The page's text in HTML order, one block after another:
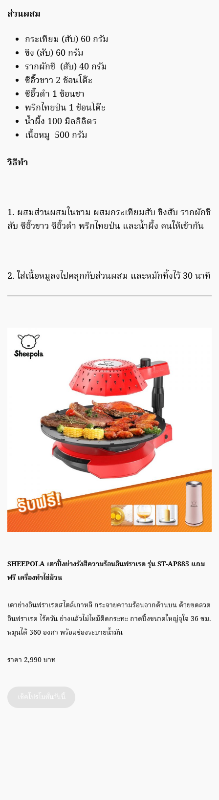
ส่วนผสม
กระเทียม (สับ) 60 กรัม
ขิง (สับ) 60 กรัม
รากผักชี (สับ) 40 กรัม
ซีอิ๊วขาว 2 ช้อนโต๊ะ
ซีอิ๊วดำ 1 ช้อนชา
พริกไทยป่น 1 ช้อนโต๊ะ
น้ำผึ้ง 100 มิลลิลิตร
เนื้อหมู 500 กรัม
วิธีทำ
1. ผสมส่วนผสมในชาม ผสมกระเทียมสับ ขิงสับ รากผักชี
สับ ซีอิ๊วขาว ซีอิ๊วดำ พริกไทยป่น และน้ำผึ้ง คนให้เข้ากัน
2. ใส่เนื้อหมูลงไปคลุกกับส่วนผสม และหมักทิ้งไว้ 30 นาที
SHEEPOLA เตาปิ้งย่างรังสีความร้อนอินฟราเรด รุ่น ST-AP885 แถม
ฟรี เครื่องทำไข่ม้วน
เตาย่างอินฟราเรดสไตล์เกาหลี กระจายความร้อนจากด้านบน ด้วยขดลวด
อินฟราเรด ไร้ควัน ย่างแล้วไม่ไหม้ติดกระทะ ถาดปิ้งขนาดใหญ่จุใจ 36 ซม.
หมุนได้ 360 องศา พร้อมช่องระบายน้ำมัน
ราคา 2,990 บาท
เช็คโปรโมชั่นวันนี้